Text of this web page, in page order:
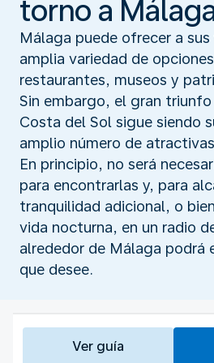
torno a
Málaga puede ofrecer a
amplia variedad de
restaurantes, museos y
Sin embargo, el gran
Costa del Sol sigue siendo
amplio número de
En principio, no será
para encontrarlas y, para
tranquilidad adicional, o
vida nocturna, en un radio
alrededor de Málaga podrá
que desee.
Ver guía